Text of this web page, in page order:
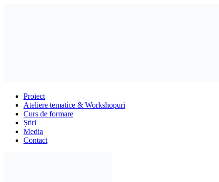
Proiect
Ateliere tematice & Workshopuri
Curs de formare
Știri
Media
Contact